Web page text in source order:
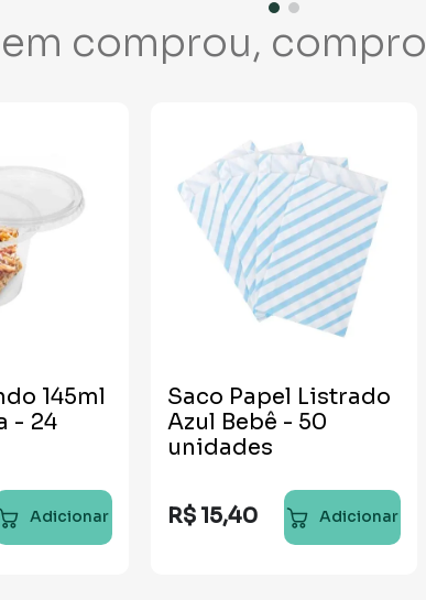
comprou,
145ml
Adicionar
Saco Papel Listrado
Azul Bebê - 50
unidades
R$ 15,40 Adicionar